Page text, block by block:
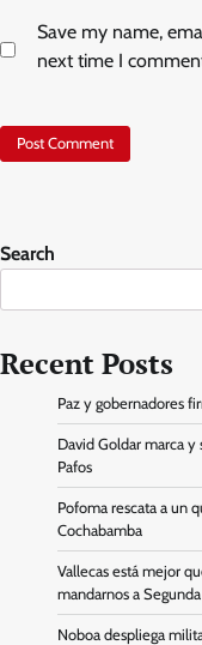
Save my name,
next time I
Search
Recent Posts
Paz y gobernadores
David Goldar marca
Pafos
Pofoma rescata a un
Cochabamba
Vallecas está mejor
mandarnos a Segunda
Noboa despliega